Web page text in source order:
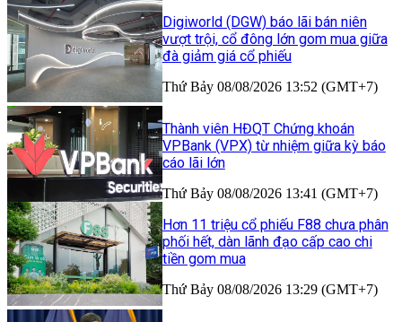
Digiworld (DGW) báo lãi bán niên
vượt trội, cổ đông lớn gom mua giữa
đà giảm giá cổ phiếu
Thứ Bảy 08/08/2026 13:52 (GMT+7)
Thành viên HĐQT Chứng khoán
VPBank (VPX) từ nhiệm giữa kỳ báo
cáo lãi lớn
Thứ Bảy 08/08/2026 13:41 (GMT+7)
Hơn 11 triệu cổ phiếu F88 chưa phân
phối hết, dàn lãnh đạo cấp cao chi
tiền gom mua
Thứ Bảy 08/08/2026 13:29 (GMT+7)